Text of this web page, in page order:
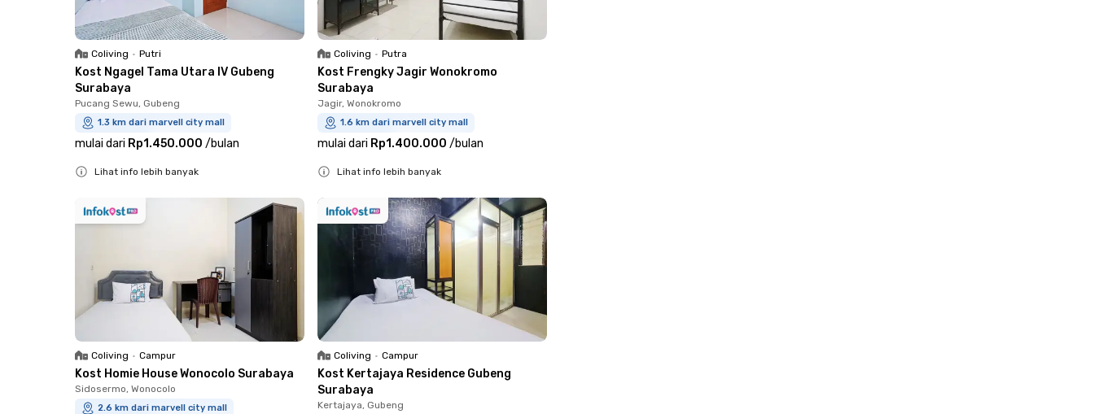
Coliving • Putri
Kost Ngagel Tama Utara IV Gubeng
Surabaya
Pucang Sewu, Gubeng
1.3 km dari marvell city mall
mulai dari Rp1.450.000 /bulan
Lihat info lebih banyak
Coliving • Putra
Kost Frengky Jagir Wonokromo
Surabaya
Jagir, Wonokromo
1.6 km dari marvell city mall
mulai dari Rp1.400.000 /bulan
Lihat info lebih banyak
Coliving • Campur
Kost Homie House Wonocolo Surabaya
Sidosermo, Wonocolo
2.6 km dari marvell city mall
Coliving • Campur
Kost Kertajaya Residence Gubeng
Surabaya
Kertajaya, Gubeng